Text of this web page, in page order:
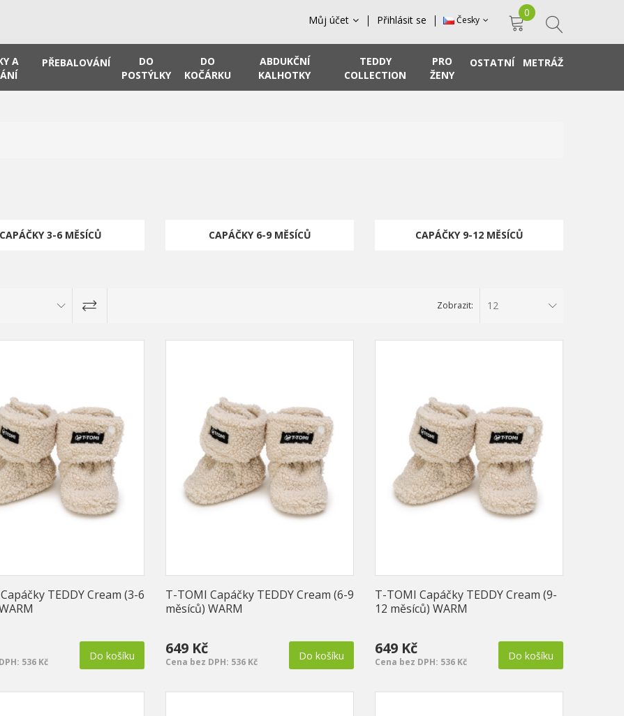
Můj účet Přihlásit se Česky
0
A
PŘEBALOVÁNÍ
DO
POSTÝLKY
DO
KOČÁRKU
ABDUKČNÍ
KALHOTKY
TEDDY
COLLECTION
PRO
ŽENY
OSTATNÍ METRÁŽ
CAPÁČKY 3-6 MĚSÍCŮ CAPÁČKY 6-9 MĚSÍCŮ CAPÁČKY 9-12 MĚSÍCŮ
Zobrazit: 12
TEDDY Cream (3-6
536 Kč Do košíku
T-TOMI Capáčky TEDDY Cream (6-9
měsíců) WARM
649 Kč
Cena bez DPH: 536 Kč Do košíku
T-TOMI Capáčky TEDDY Cream (9-
12 měsíců) WARM
649 Kč
Cena bez DPH: 536 Kč Do košíku